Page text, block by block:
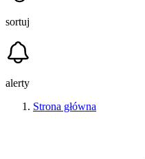
sortuj
alerty
Strona główna